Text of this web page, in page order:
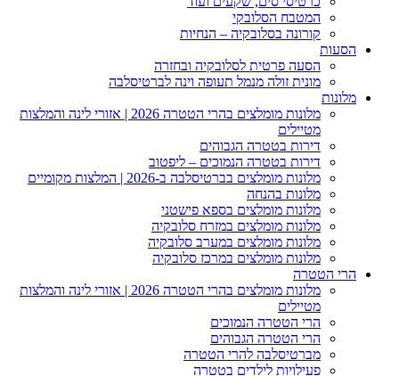
המטבח הסלובקי
קורונה בסלובקיה – הנחיות
הסעות
הסעה פרטית לסלובקיה ובחזרה
מונית זולה מנמל תעופה וינה לברטיסלבה
מלונות
מלונות מומלצים בהרי הטטרה 2026 | אזורי לינה והמלצות
מטיילים
דירות בטטרה הגבוהים
דירות בטטרה הנמוכים – ליפטוב
מלונות מומלצים בברטיסלבה ב-2026 | המלצות מקומיים
מלונות בהנחה
מלונות מומלצים בספא פישטני
מלונות מומלצים במזרח סלובקיה
מלונות מומלצים במערב סלובקיה
מלונות מומלצים במרכז סלובקיה
הרי הטטרה
מלונות מומלצים בהרי הטטרה 2026 | אזורי לינה והמלצות
מטיילים
הרי הטטרה הנמוכים
הרי הטטרה הגבוהים
מברטיסלבה להרי הטטרה
פעילויות לילדים בטטרה